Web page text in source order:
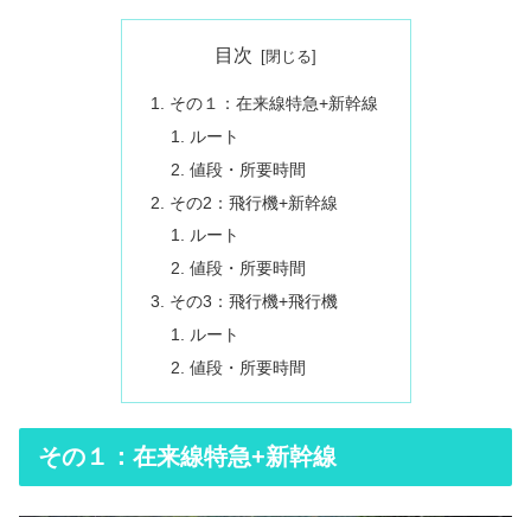
目次
その１：在来線特急+新幹線
ルート
値段・所要時間
その2：飛行機+新幹線
ルート
値段・所要時間
その3：飛行機+飛行機
ルート
値段・所要時間
その１：在来線特急+新幹線